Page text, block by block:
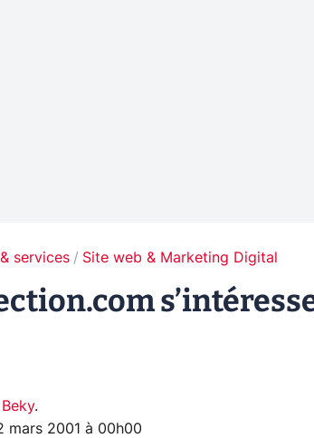
services Site web & Marketing Digital
.
mars 2001 à 00h00